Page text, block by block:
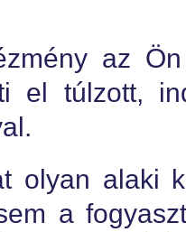
az
el túlzott,
olyan alaki
a